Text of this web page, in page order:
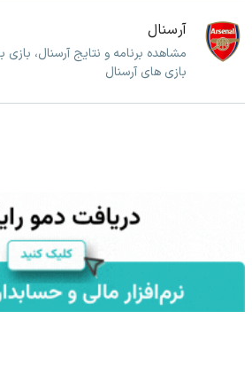
آرسنال
مشاهده برنامه و نتایج آرسنال،
بازی های آرسنال